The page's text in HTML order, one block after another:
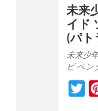
未来
イド
(パト
未来少
ビ ペン